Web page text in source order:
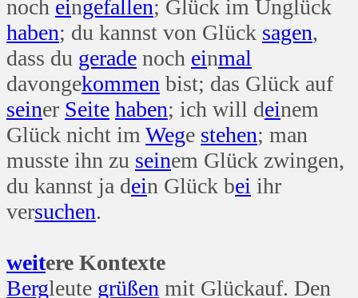
noch eingefallen; Glück im Unglück
haben; du kannst von Glück sagen,
dass du gerade noch einmal
davongekommen bist; das Glück auf
seiner Seite haben; ich will deinem
Glück nicht im Wege stehen; man
musste ihn zu seinem Glück zwingen,
du kannst ja dein Glück bei ihr
versuchen.
weitere Kontexte
Bergleute grüßen mit Glückauf. Den